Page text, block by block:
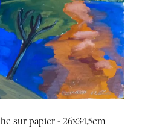
sur papier - 26x34,5cm